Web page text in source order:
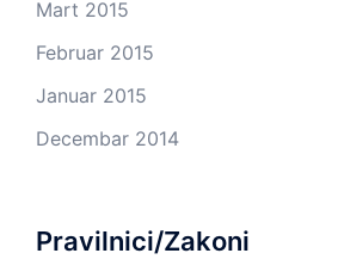
Mart 2015
Februar 2015
Januar 2015
Decembar 2014
Pravilnici/Zakoni